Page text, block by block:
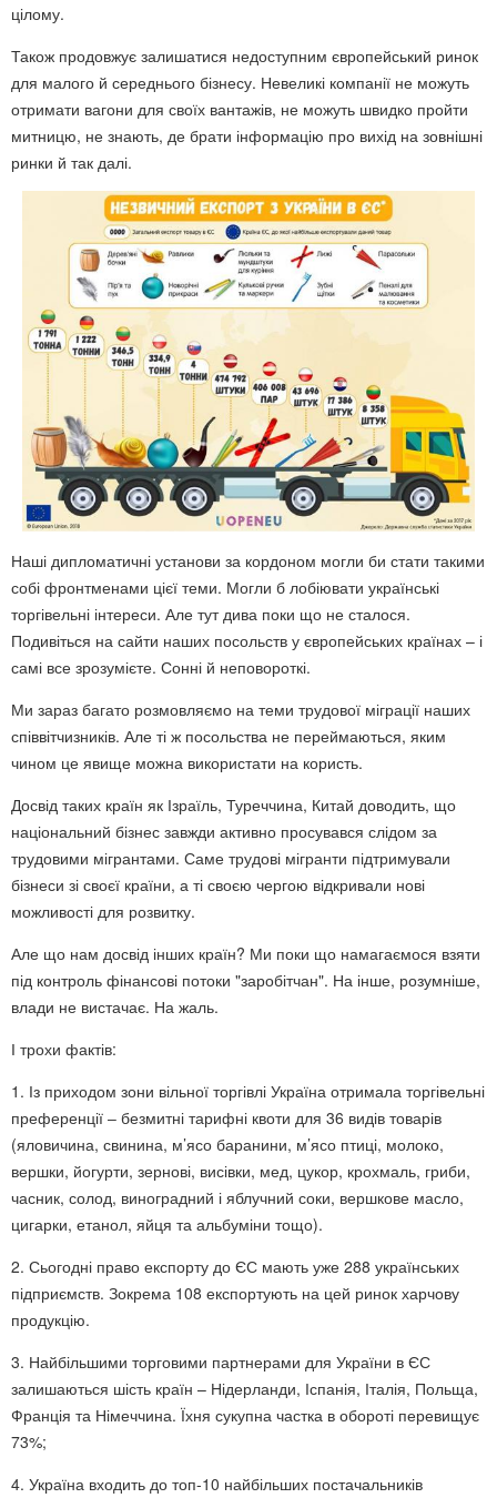
цілому.
Також продовжує залишатися недоступним європейський ринок
для малого й середнього бізнесу. Невеликі компанії не можуть
отримати вагони для своїх вантажів, не можуть швидко пройти
митницю, не знають, де брати інформацію про вихід на зовнішні
ринки й так далі.
Наші дипломатичні установи за кордоном могли би стати такими
собі фронтменами цієї теми. Могли б лобіювати українські
торгівельні інтереси. Але тут дива поки що не сталося.
Подивіться на сайти наших посольств у європейських країнах – і
самі все зрозумієте. Сонні й неповороткі.
Ми зараз багато розмовляємо на теми трудової міграції наших
співвітчизників. Але ті ж посольства не переймаються, яким
чином це явище можна використати на користь.
Досвід таких країн як Ізраїль, Туреччина, Китай доводить, що
національний бізнес завжди активно просувався слідом за
трудовими мігрантами. Саме трудові мігранти підтримували
бізнеси зі своєї країни, а ті своєю чергою відкривали нові
можливості для розвитку.
Але що нам досвід інших країн? Ми поки що намагаємося взяти
під контроль фінансові потоки "заробітчан". На інше, розумніше,
влади не вистачає. На жаль.
І трохи фактів:
1. Із приходом зони вільної торгівлі Україна отримала торгівельні
преференції ‒ безмитні тарифні квоти для 36 видів товарів
(яловичина, свинина, м’ясо баранини, м’ясо птиці, молоко,
вершки, йогурти, зернові, висівки, мед, цукор, крохмаль, гриби,
часник, солод, виноградний і яблучний соки, вершкове масло,
цигарки, етанол, яйця та альбуміни тощо).
2. Сьогодні право експорту до ЄС мають уже 288 українських
підприємств. Зокрема 108 експортують на цей ринок харчову
продукцію.
3. Найбільшими торговими партнерами для України в ЄС
залишаються шість країн – Нідерланди, Іспанія, Італія, Польща,
Франція та Німеччина. Їхня сукупна частка в обороті перевищує
73%;
4. Україна входить до топ-10 найбільших постачальників